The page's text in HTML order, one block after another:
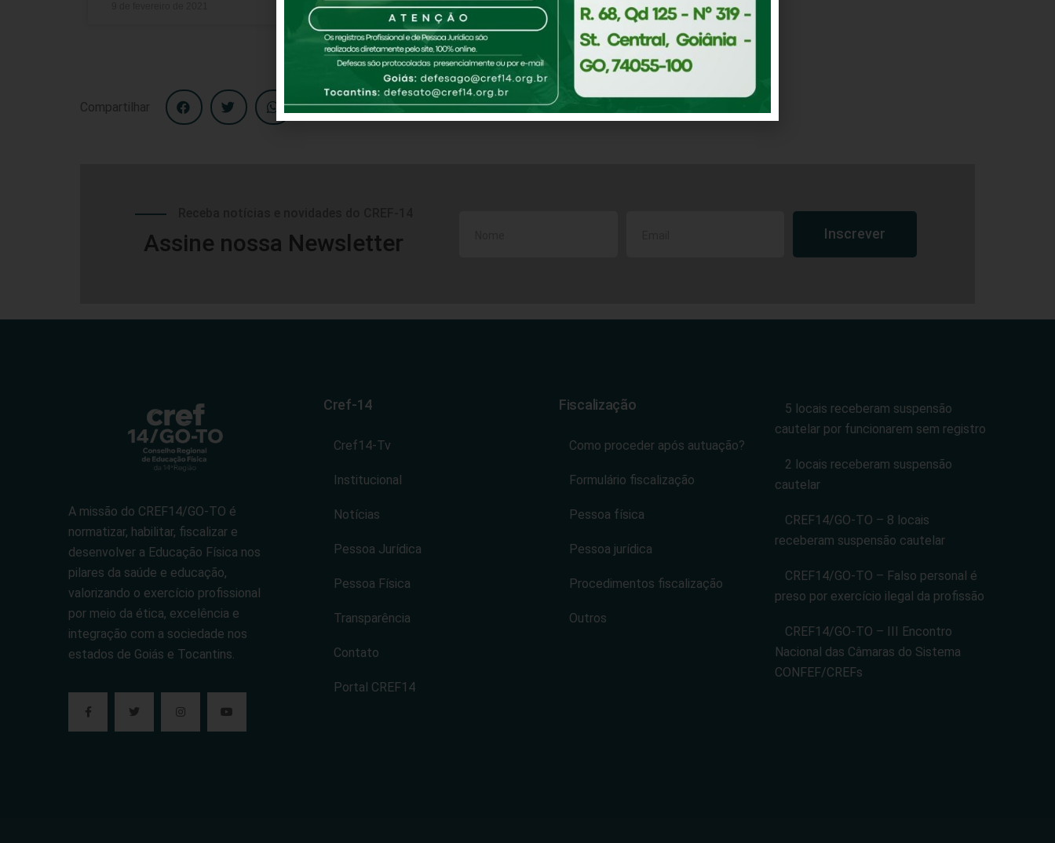
9 de fevereiro de 2021
Compartilhar
Assine nossa Newsletter Inscrever
A missão do CREF14/GO-TO é
normatizar, habilitar, fiscalizar e
desenvolver a Educação Física nos
pilares da saúde e educação,
valorizando o exercício profissional
por meio da ética, excelência e
integração com a sociedade nos
estados de Goiás e Tocantins.
Cref-14
Cref14-Tv
Institucional
Notícias
Pessoa Jurídica
Pessoa Física
Transparência
Contato
Portal CREF14
Fiscalização
Como proceder após autuação?
Formulário fiscalização
Pessoa física
Pessoa jurídica
Procedimentos fiscalização
Outros
5 locais receberam suspensão
cautelar por funcionarem sem registro
2 locais receberam suspensão
cautelar
CREF14/GO-TO – 8 locais
receberam suspensão cautelar
CREF14/GO-TO – Falso personal é
preso por exercício ilegal da profissão
CREF14/GO-TO – III Encontro
Nacional das Câmaras do Sistema
CONFEF/CREFs